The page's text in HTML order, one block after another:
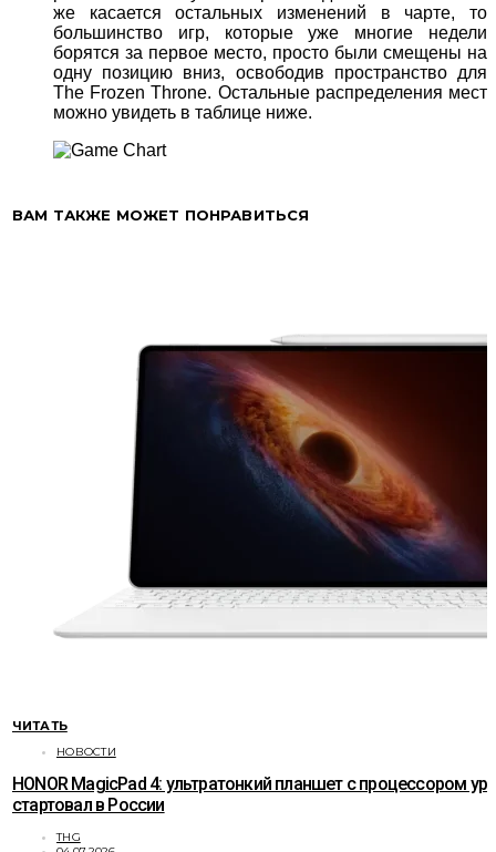
же касается остальных изменений в чарте, то
большинство игр, которые уже многие недели
борятся за первое место, просто были смещены на
одну позицию вниз, освободив пространство для
The Frozen Throne. Остальные распределения мест
можно увидеть в таблице ниже.
ВАМ ТАКЖЕ МОЖЕТ ПОНРАВИТЬСЯ
ЧИТАТЬ
НОВОСТИ
HONOR MagicPad 4: ультратонкий планшет с процессором
стартовал в России
THG